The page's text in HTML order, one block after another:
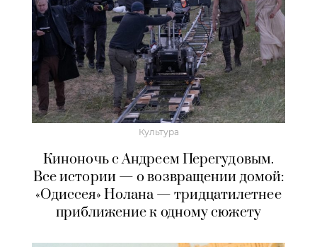
Культура
Киноночь с Андреем Перегудовым.
Все истории — о возвращении домой:
«Одиссея» Нолана — тридцатилетнее
приближение к одному сюжету